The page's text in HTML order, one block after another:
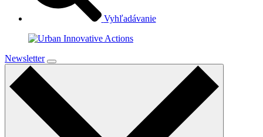
Vyhľadávanie
Newsletter